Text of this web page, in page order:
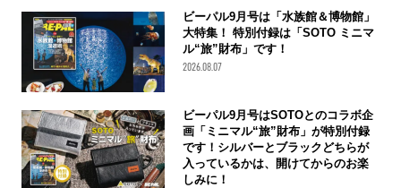
ビーパル9月号は「水族館＆博物館」
大特集！ 特別付録は「SOTO ミニマ
ル“旅”財布」です！
2026.08.07
ビーパル9月号はSOTOとのコラボ企
画「ミニマル“旅”財布」が特別付録
です！シルバーとブラックどちらが
入っているかは、開けてからのお楽
しみに！